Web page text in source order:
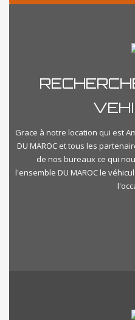
Grace à notre location qui est
DU MAROC et tous les
de nos bureaux ce qui
l'ensemble DU MAROC le